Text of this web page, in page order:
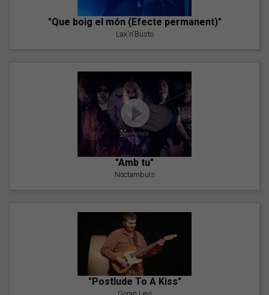
"Que boig el món (Efecte permanent)"
Lax'n'Busto
"Amb tu"
Nöctambuls
"Postlude To A Kiss"